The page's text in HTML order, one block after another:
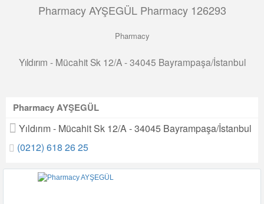
Pharmacy AYŞEGÜL Pharmacy 126293
Pharmacy
Yıldırım - Mücahit Sk 12/A - 34045 Bayrampaşa/İstanbul
Pharmacy AYŞEGÜL
Yıldırım - Mücahit Sk 12/A - 34045 Bayrampaşa/İstanbul
(0212) 618 26 25